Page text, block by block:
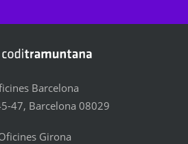
Barcelona
47, Barcelona 08029
Girona